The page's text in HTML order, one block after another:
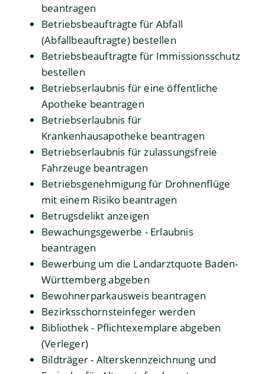
beantragen
Betriebsbeauftragte für Abfall
(Abfallbeauftragte) bestellen
Betriebsbeauftragte für Immissionsschutz
bestellen
Betriebserlaubnis für eine öffentliche
Apotheke beantragen
Betriebserlaubnis für
Krankenhausapotheke beantragen
Betriebserlaubnis für zulassungsfreie
Fahrzeuge beantragen
Betriebsgenehmigung für Drohnenflüge
mit einem Risiko beantragen
Betrugsdelikt anzeigen
Bewachungsgewerbe - Erlaubnis
beantragen
Bewerbung um die Landarztquote Baden-
Württemberg abgeben
Bewohnerparkausweis beantragen
Bezirksschornsteinfeger werden
Bibliothek - Pflichtexemplare abgeben
(Verleger)
Bildträger - Alterskennzeichnung und